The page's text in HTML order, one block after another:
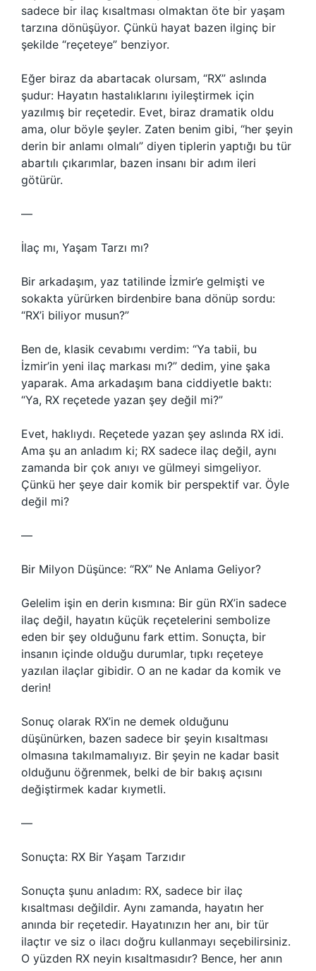
sadece bir ilaç kısaltması olmaktan öte bir yaşam
tarzına dönüşüyor. Çünkü hayat bazen ilginç bir
şekilde “reçeteye” benziyor.
Eğer biraz da abartacak olursam, “RX” aslında
şudur: Hayatın hastalıklarını iyileştirmek için
yazılmış bir reçetedir. Evet, biraz dramatik oldu
ama, olur böyle şeyler. Zaten benim gibi, “her şeyin
derin bir anlamı olmalı” diyen tiplerin yaptığı bu tür
abartılı çıkarımlar, bazen insanı bir adım ileri
götürür.
—
İlaç mı, Yaşam Tarzı mı?
Bir arkadaşım, yaz tatilinde İzmir’e gelmişti ve
sokakta yürürken birdenbire bana dönüp sordu:
“RX’i biliyor musun?”
Ben de, klasik cevabımı verdim: “Ya tabii, bu
İzmir’in yeni ilaç markası mı?” dedim, yine şaka
yaparak. Ama arkadaşım bana ciddiyetle baktı:
“Ya, RX reçetede yazan şey değil mi?”
Evet, haklıydı. Reçetede yazan şey aslında RX idi.
Ama şu an anladım ki; RX sadece ilaç değil, aynı
zamanda bir çok anıyı ve gülmeyi simgeliyor.
Çünkü her şeye dair komik bir perspektif var. Öyle
değil mi?
—
Bir Milyon Düşünce: “RX” Ne Anlama Geliyor?
Gelelim işin en derin kısmına: Bir gün RX’in sadece
ilaç değil, hayatın küçük reçetelerini sembolize
eden bir şey olduğunu fark ettim. Sonuçta, bir
insanın içinde olduğu durumlar, tıpkı reçeteye
yazılan ilaçlar gibidir. O an ne kadar da komik ve
derin!
Sonuç olarak RX’in ne demek olduğunu
düşünürken, bazen sadece bir şeyin kısaltması
olmasına takılmamalıyız. Bir şeyin ne kadar basit
olduğunu öğrenmek, belki de bir bakış açısını
değiştirmek kadar kıymetli.
—
Sonuçta: RX Bir Yaşam Tarzıdır
Sonuçta şunu anladım: RX, sadece bir ilaç
kısaltması değildir. Aynı zamanda, hayatın her
anında bir reçetedir. Hayatınızın her anı, bir tür
ilaçtır ve siz o ilacı doğru kullanmayı seçebilirsiniz.
O yüzden RX neyin kısaltmasıdır? Bence, her anın